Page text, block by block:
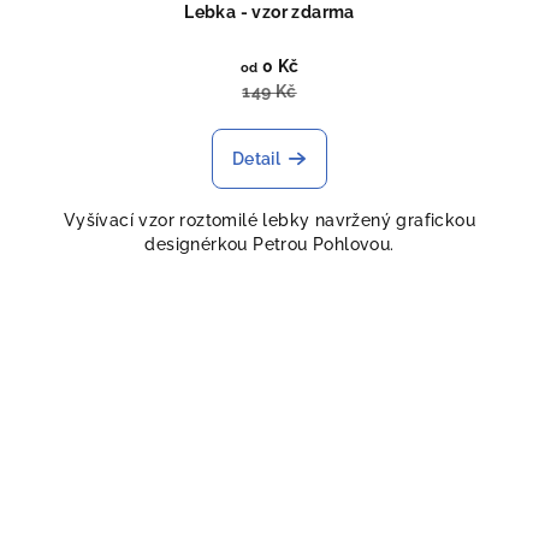
Lebka - vzor zdarma
od 0 Kč
149 Kč
Detail
Vyšívací vzor roztomilé lebky navržený grafickou
designérkou Petrou Pohlovou.